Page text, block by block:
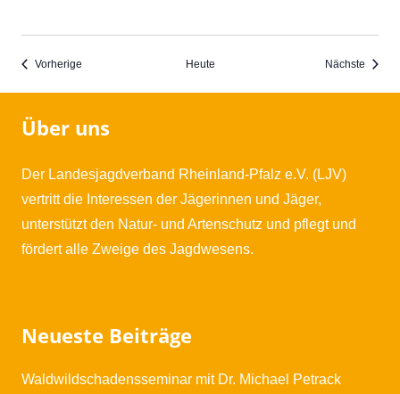
Vorherige Heute Nächste
Über uns
Der Landesjagdverband Rheinland-Pfalz e.V. (LJV)
vertritt die Interessen der Jägerinnen und Jäger,
unterstützt den Natur- und Artenschutz und pflegt und
fördert alle Zweige des Jagdwesens.
Neueste Beiträge
Waldwildschadensseminar mit Dr. Michael Petrack